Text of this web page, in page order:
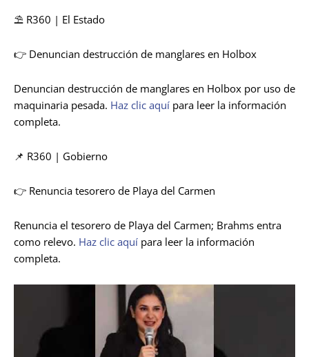
⛱️ R360 | El Estado
👉 Denuncian destrucción de manglares en Holbox
Denuncian destrucción de manglares en Holbox por uso de
maquinaria pesada. Haz clic aquí para leer la información
completa.
📌 R360 | Gobierno
👉 Renuncia tesorero de Playa del Carmen
Renuncia el tesorero de Playa del Carmen; Brahms entra
como relevo. Haz clic aquí para leer la información
completa.